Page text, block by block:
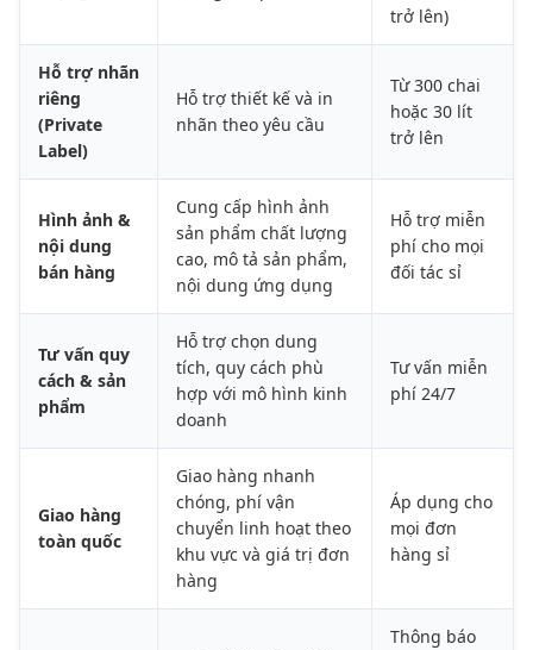
trở lên)
Hỗ trợ nhãn
riêng
(Private
Label)
Hỗ trợ thiết kế và in
nhãn theo yêu cầu
Từ 300 chai
hoặc 30 lít
trở lên
Hình ảnh &
nội dung
bán hàng
Cung cấp hình ảnh
sản phẩm chất lượng
cao, mô tả sản phẩm,
nội dung ứng dụng
Hỗ trợ miễn
phí cho mọi
đối tác sỉ
Tư vấn quy
cách & sản
phẩm
Hỗ trợ chọn dung
tích, quy cách phù
hợp với mô hình kinh
doanh
Tư vấn miễn
phí 24/7
Giao hàng
toàn quốc
Giao hàng nhanh
chóng, phí vận
chuyển linh hoạt theo
khu vực và giá trị đơn
hàng
Áp dụng cho
mọi đơn
hàng sỉ
Thông báo